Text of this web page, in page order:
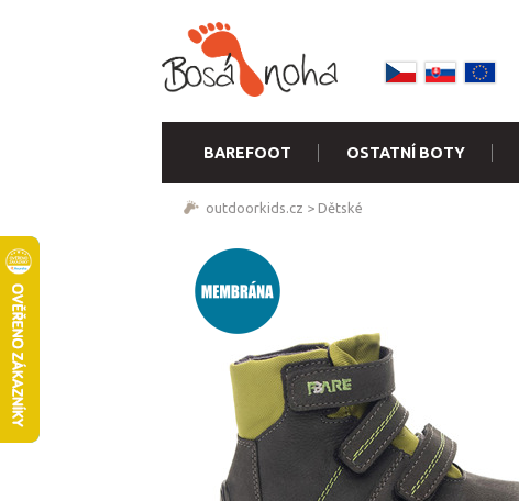
BAREFOOT OSTATNÍ BOTY
outdoorkids.cz > Dětské